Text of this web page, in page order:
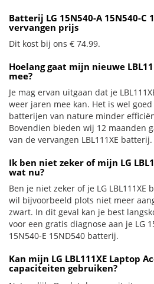
Batterij LG 15N540-A 15N540-C
vervangen prijs
Dit kost bij ons € 74.99.
Hoelang gaat mijn nieuwe
mee?
Je mag ervan uitgaan dat je
weer jaren mee kan. Het is wel
batterijen van nature minder
Bovendien bieden wij 12 maanden
van de vervangen LBL111XE batterij.
Ik ben niet zeker of mijn LG
wat nu?
Ben je niet zeker of je LG LBL111XE
wil bijvoorbeeld plots niet meer
zwart. In dit geval kan je best
voor een gratis diagnose aan je LG
15N540-E 15ND540 batterij.
Kan mijn LG LBL111XE Laptop
capaciteiten gebruiken?